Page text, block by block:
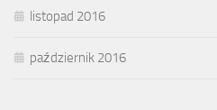
listopad 2016
październik 2016